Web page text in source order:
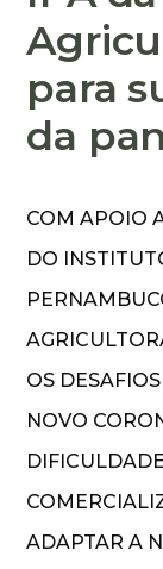
para
da
COM APOIO
DO
OS
NOVO
ADAPTAR A